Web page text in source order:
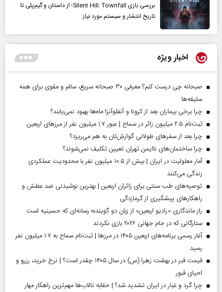
بررسی بازی Silent Hill: Townfall؛ از داستان و گیم‌پلی تا
تاریخ انتشار و سیستم مورد نیاز
اخبار ویژه
صبحانه چی درست کنم؟ معرفی ۳۰ صبحانه سریع، سالم و مقوی برای همه
سلیقه‌ها
چرا برخی بیماران بعد از کرونا و آنفلوآنزا ماه‌ها بهبود نمی‌یابند؟
ثبت‌نام ۲.۵ میلیون زائر در سماح | عبور ۱.۷ میلیون نفر از مرز‌های اربعین
چرا بعد از سفرهای طولانی گوارش‌تان به هم می‌ریزد؟
چرا ساختمان‌های ناایمن تهران تعیین تکلیف نمی‌شوند؟
آمار معلولیت در ایران | بیش از ۱۰.۵ میلیون نفر با محدودیت عملکردی
زندگی می‌کنند
توصیه‌های طب سنتی برای زائران اربعین | بهترین نوشیدنی ضد عطش و
راهکارهای پیشگیری از گرمازدگی
راز ماندگاری «رادیو اربعین» از زبان دو گوینده؛ رسانه‌ای که حسینیه است
ستارگانی که در جام جهانی ۲۰۲۶ بازی نکردند
آغاز رسمی برنامه‌های اربعین ۱۴۰۵ در مرز‌ها | ثبت‌نام سماح به ۱.۷ میلیون نفر
رسید
قیمت قبر در بهشت زهرا (س) در سال ۱۴۰۵ چقدر است؟ | نرخ خرید، رزرو و
احیای قبور
چرا گرد و غبار در ایران تشدید شد؟ | حقابه تالاب‌ها مهم‌ترین راهکار مهار